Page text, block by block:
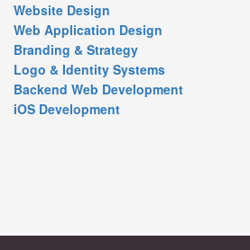
Website Design
Web Application Design
Branding & Strategy
Logo & Identity Systems
Backend Web Development
iOS Development